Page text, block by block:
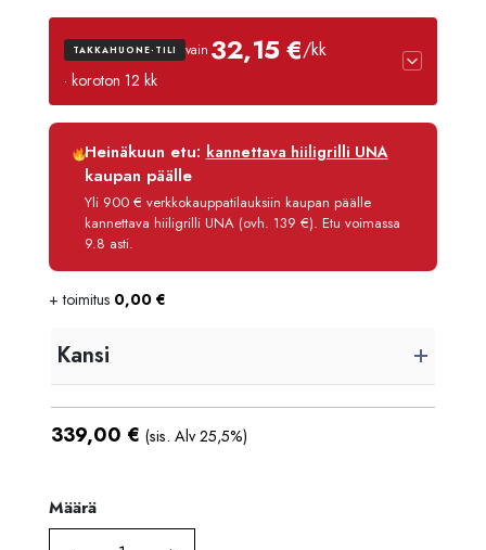
TAKKAHUONE-TILI vain 32,15 €/kk
· koroton 12 kk
Luottoaika
12 kk
Korko
Käsittelymaksu
3,90 €/kk
Maksettava yhteensä
385,80 €
Heinäkuun etu: kannettava hiiligrilli UNA
kaupan päälle
Yli 900 € verkkokauppatilauksiin kaupan päälle
kannettava hiiligrilli UNA (ovh. 139 €). Etu voimassa
9.8 asti.
+ toimitus 0,00 €
Kansi
339,00 € (sis. Alv 25,5%)
Määrä
Määrä